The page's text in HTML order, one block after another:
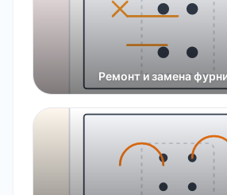
Ремонт и замена